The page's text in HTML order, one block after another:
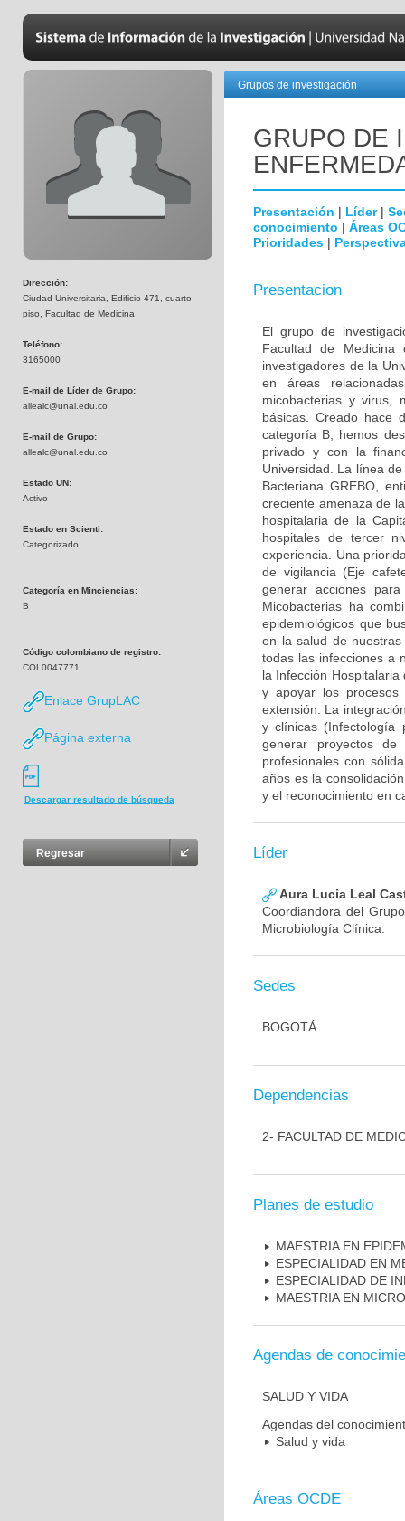
Dirección:
Ciudad Universitaria, Edificio 471, cuarto
piso, Facultad de Medicina
Teléfono:
3165000
E-mail de Líder de Grupo:
allealc@unal.edu.co
E-mail de Grupo:
allealc@unal.edu.co
Estado UN:
Activo
Estado en Scienti:
Categorizado
Categoría en Minciencias:
B
Código colombiano de registro:
COL0047771
Enlace GrupLAC
Página externa
Descargar resultado de búsqueda
Regresar
Grupos de investigación
GRUPO DE
Presentación | Líder|
conocimiento | Áreas
Prioridades |
Presentacion
El grupo de
Facultad de
investigadores de la
en áreas
micobacterias y virus,
básicas. Creado hace
categoría B, hemos
privado y con la
Universidad. La línea
Bacteriana GREBO,
creciente amenaza de
hospitalaria de la
hospitales de tercer
experiencia. Una
de vigilancia (Eje
generar acciones
Micobacterias ha
epidemiológicos que
en la salud de
todas las infecciones a
la Infección
y apoyar los
extensión. La
y clínicas (Infectología
generar proyectos
profesionales con
años es la
y el reconocimiento en
Líder
Aura Lucia Leal
Coordiandora del
Microbiología Clínica.
Sedes
BOGOTÁ
Dependencias
2- FACULTAD DE
Planes de estudio
MAESTRIA EN
ESPECIALIDAD EN
ESPECIALIDAD DE
MAESTRIA EN
Agendas de
SALUD Y VIDA
Agendas del
Salud y vida
Áreas OCDE